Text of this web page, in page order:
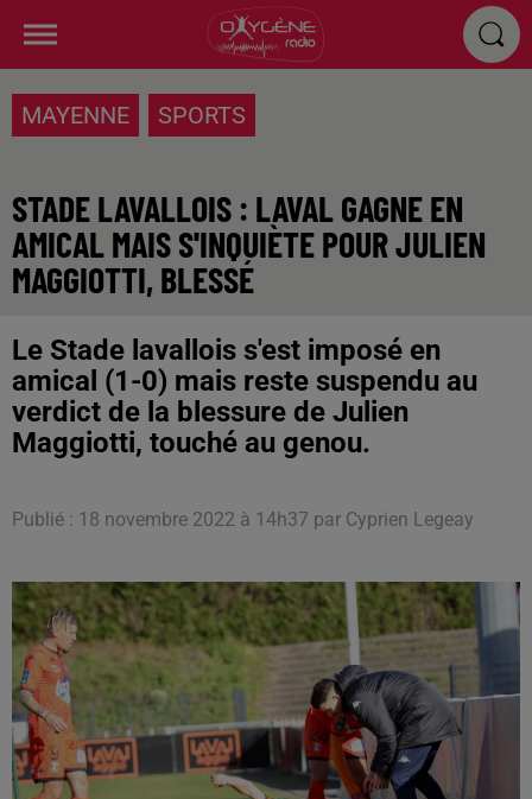
MAYENNE SPORTS
STADE LAVALLOIS : LAVAL GAGNE EN
AMICAL MAIS S'INQUIÈTE POUR JULIEN
MAGGIOTTI, BLESSÉ
Le Stade lavallois s'est imposé en
amical (1-0) mais reste suspendu au
verdict de la blessure de Julien
Maggiotti, touché au genou.
Publié : 18 novembre 2022 à 14h37 par Cyprien Legeay